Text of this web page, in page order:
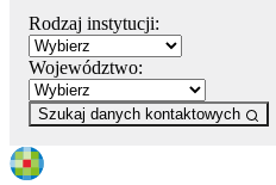
Rodzaj instytucji:
Województwo:
Szukaj danych kontaktowych